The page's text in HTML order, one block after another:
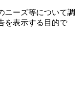
ニーズ等について調
を表⽰する⽬的で